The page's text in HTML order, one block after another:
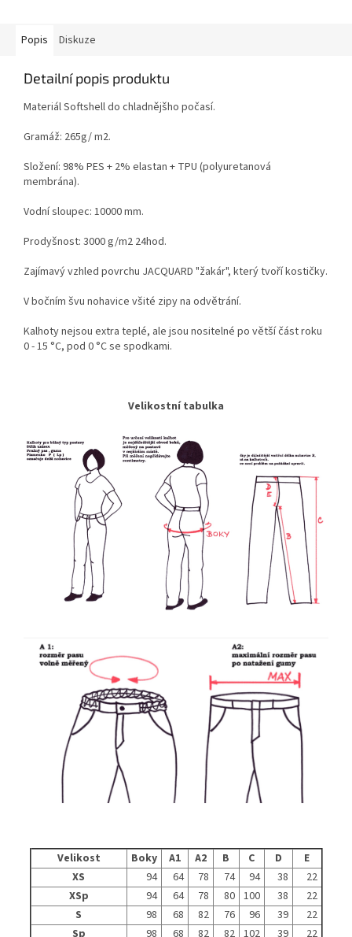
Popis Diskuze
Detailní popis produktu
Materiál Softshell do chladnějšho počasí.
Gramáž: 265g/ m2.
Složení: 98% PES + 2% elastan + TPU (polyuretanová
membrána).
Vodní sloupec: 10000 mm.
Prodyšnost: 3000 g/m2 24hod.
Zajímavý vzhled povrchu JACQUARD "žakár", který tvoří kostičky.
V bočním švu nohavice všité zipy na odvětrání.
Kalhoty nejsou extra teplé, ale jsou nositelné po větší část roku
0 - 15 °C, pod 0 °Cse spodkami.
Velikostní tabulka
Velikost Boky A1 A2 B C D
E
XS
94 64 78 74 94 38
22
XSp
94 64 78 80 100 38
22
S
98 68 82 76 96 39
22